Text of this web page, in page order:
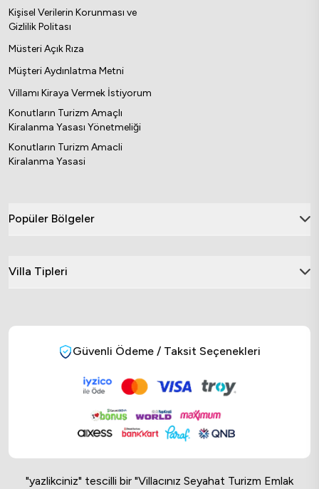
Kişisel Verilerin Korunması ve
Gizlilik Politası
Müsteri Açık Rıza
Müşteri Aydınlatma Metni
Villamı Kiraya Vermek İstiyorum
Konutların Turizm Amaçlı
Kiralanma Yasası Yönetmeliği
Konutların Turizm Amacli
Kiralanma Yasasi
Popüler Bölgeler
Villa Tipleri
Güvenli Ödeme / Taksit Seçenekleri
"yazlikciniz" tescilli bir "Villacınız Seyahat Turizm Emlak